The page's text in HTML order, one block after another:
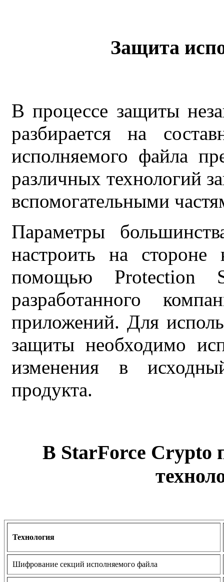
Защита
В процессе защиты
разбирается на
исполняемого файла
различных технологий
вспомогательными
Параметры
настроить на
помощью Protection
разработанного
приложений. Для
защиты необходимо
изменения в
продукта.
В StarForce Crypto
Технология
Шифрование секций исполняемого файла